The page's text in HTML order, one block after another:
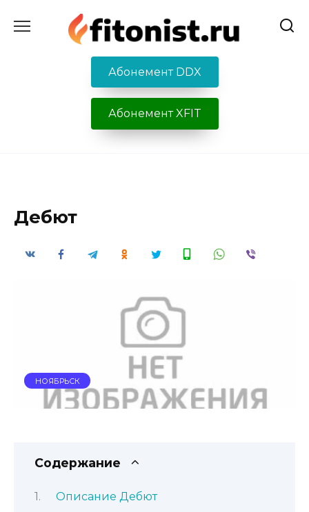
содержанию
Абонемент DDX
Абонемент XFIT
Дебют
НОЯБРЬСК
Содержание
Описание Дебют